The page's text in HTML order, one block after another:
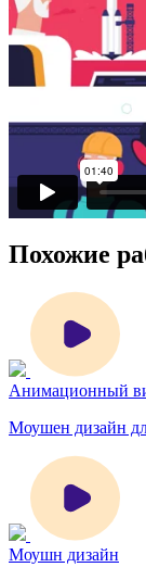
Похожие
Анимационный
Моушен дизайн
Моушн дизайн